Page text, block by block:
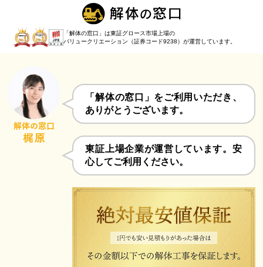
「解体の窓口」は東証グロース市場上場の
バリュークリエーション（証券コード9238）が運営しています。
「解体の窓口」をご利用いただき、
ありがとうございます。
東証上場企業が運営しています。安
心してご利用ください。